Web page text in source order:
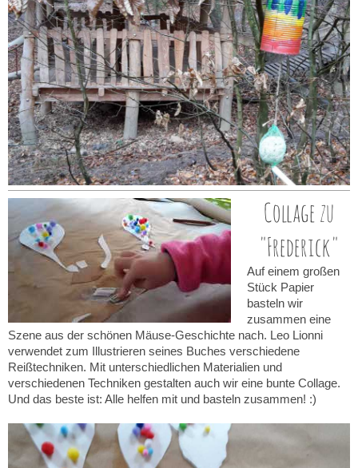
Collage zu
"Frederick"
Auf einem großen
Stück Papier
basteln wir
zusammen eine
Szene aus der schönen Mäuse-Geschichte nach. Leo Lionni
verwendet zum Illustrieren seines Buches verschiedene
Reißtechniken. Mit unterschiedlichen Materialien und
verschiedenen Techniken gestalten auch wir eine bunte Collage.
Und das beste ist: Alle helfen mit und basteln zusammen! :)